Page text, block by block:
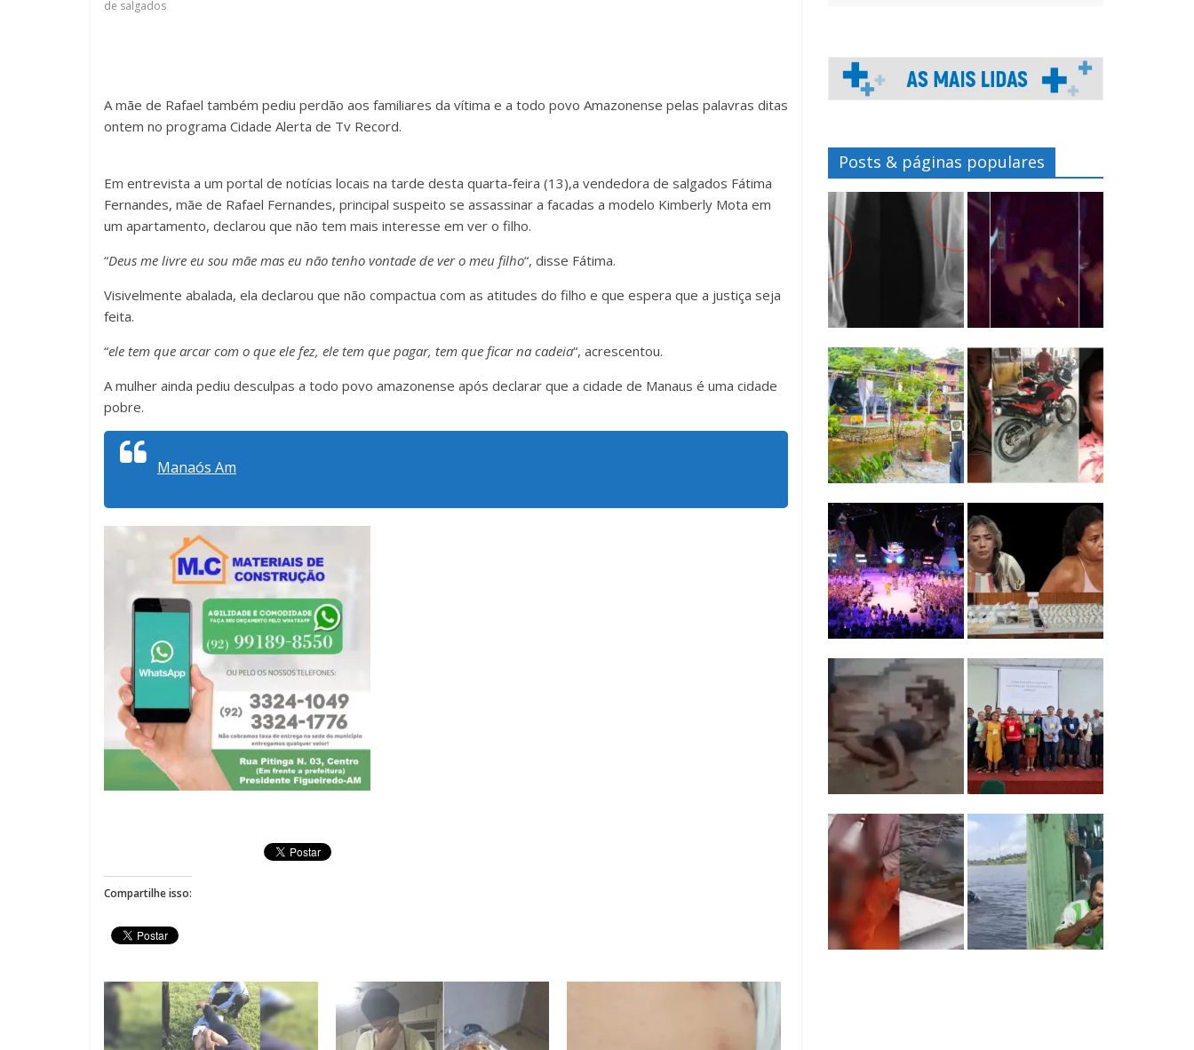
de salgados
A mãe de Rafael também pediu perdão aos familiares da vítima e a todo povo Amazonense pelas palavras ditas
ontem no programa Cidade Alerta de Tv Record.
Em entrevista a um portal de notícias locais na tarde desta quarta-feira (13),a vendedora de salgados Fátima
Fernandes, mãe de Rafael Fernandes, principal suspeito se assassinar a facadas a modelo Kimberly Mota em
um apartamento, declarou que não tem mais interesse em ver o filho.
“Deus me livre eu sou mãe mas eu não tenho vontade de ver o meu filho“, disse Fátima.
Visivelmente abalada, ela declarou que não compactua com as atitudes do filho e que espera que a justiça seja
feita.
“ele tem que arcar com o que ele fez, ele tem que pagar, tem que ficar na cadeia“, acrescentou.
A mulher ainda pediu desculpas a todo povo amazonense após declarar que a cidade de Manaus é uma cidade
pobre.
Manaós Am
Compartilhe isso:
Posts & páginas populares